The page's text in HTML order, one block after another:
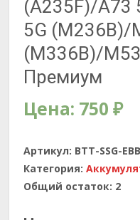
(A235F)/A73
5G (M236B)/
(M336B)/
Премиум
Цена: 750 ₽
Артикул: BTT-SSG-
Категория:
Общий остаток: 2